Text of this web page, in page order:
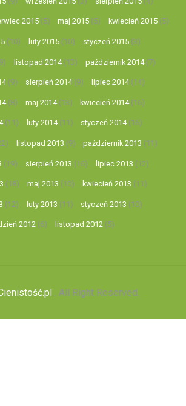
2015(5) maj 2015 (5) kwiecień 2015 (5)
(10) luty 2015 (10) styczeń 2015(3)
listopad 2014(13) październik 2014(7)
(9) sierpień 2014(9) lipiec 2014(14)
(8) maj 2014(13) kwiecień 2014(16)
(11) luty 2014(11) styczeń 2014(16)
listopad 2013 (9) październik 2013 (11)
(19) sierpień 2013 (16) lipiec 2013 (12)
(18) maj 2013 (10) kwiecień 2013 (11)
(12) luty 2013 (11) styczeń 2013 (10)
2012 (6) listopad 2012(5)
. All Right Reserved.